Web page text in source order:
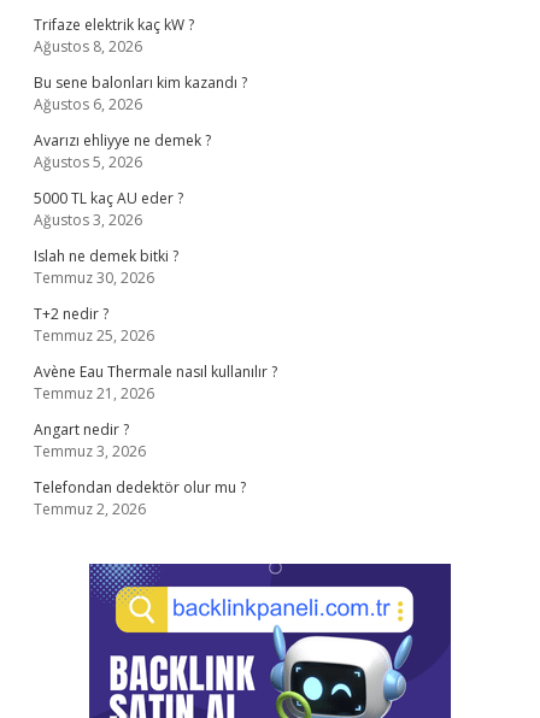
Trifaze elektrik kaç kW ?
Ağustos 8, 2026
Bu sene balonları kim kazandı ?
Ağustos 6, 2026
Avarızı ehliyye ne demek ?
Ağustos 5, 2026
5000 TL kaç AU eder ?
Ağustos 3, 2026
Islah ne demek bitki ?
Temmuz 30, 2026
T+2 nedir ?
Temmuz 25, 2026
Avène Eau Thermale nasıl kullanılır ?
Temmuz 21, 2026
Angart nedir ?
Temmuz 3, 2026
Telefondan dedektör olur mu ?
Temmuz 2, 2026